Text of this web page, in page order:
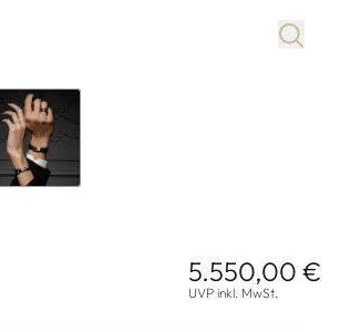
5.550,00 €
UVP inkl. MwSt.